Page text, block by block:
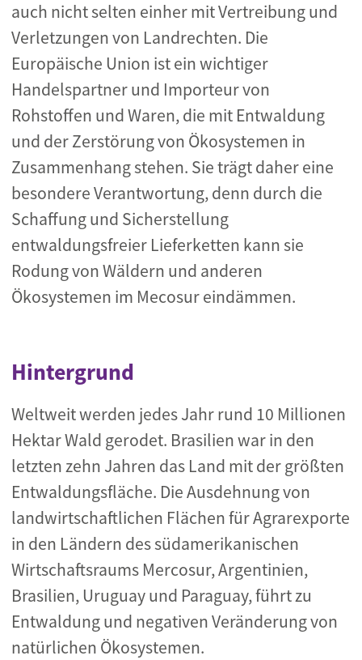
auch nicht selten einher mit Vertreibung und
Verletzungen von Landrechten. Die
Europäische Union ist ein wichtiger
Handelspartner und Importeur von
Rohstoffen und Waren, die mit Entwaldung
und der Zerstörung von Ökosystemen in
Zusammenhang stehen. Sie trägt daher eine
besondere Verantwortung, denn durch die
Schaffung und Sicherstellung
entwaldungsfreier Lieferketten kann sie
Rodung von Wäldern und anderen
Ökosystemen im Mecosur eindämmen.
Hintergrund
Weltweit werden jedes Jahr rund 10 Millionen
Hektar Wald gerodet. Brasilien war in den
letzten zehn Jahren das Land mit der größten
Entwaldungsfläche. Die Ausdehnung von
landwirtschaftlichen Flächen für Agrarexporte
in den Ländern des südamerikanischen
Wirtschaftsraums Mercosur, Argentinien,
Brasilien, Uruguay und Paraguay, führt zu
Entwaldung und negativen Veränderung von
natürlichen Ökosystemen.